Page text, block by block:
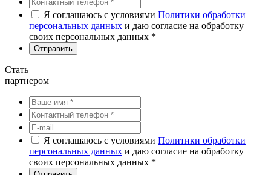
Я соглашаюсь с условиями Политики обработки
персональных данных и даю согласие на обработку
своих персональных данных *
Стать
партнером
Я соглашаюсь с условиями Политики обработки
персональных данных и даю согласие на обработку
своих персональных данных *